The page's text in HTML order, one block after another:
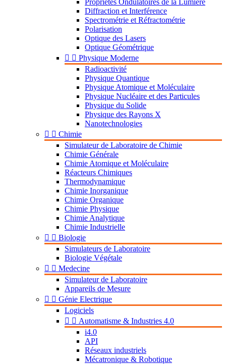
Diffraction et Interférence
Spectrométrie et Réfractométrie
Polarisation
Optique des Lasers
Optique Géométrique
  Physique Moderne
Radioactivité
Physique Quantique
Physique Atomique et Moléculaire
Physique Nucléaire et des Particules
Physique du Solide
Physique des Rayons X
Nanotechnologies
  Chimie
Simulateur de Laboratoire de Chimie
Chimie Générale
Chimie Atomique et Moléculaire
Réacteurs Chimiques
Thermodynamique
Chimie Inorganique
Chimie Organique
Chimie Physique
Chimie Analytique
Chimie Industrielle
  Biologie
Simulateurs de Laboratoire
Biologie Végétale
  Medecine
Simulateur de Laboratoire
Appareils de Mesure
  Génie Electrique
Logiciels
  Automatisme & Industries 4.0
i4.0
API
Réseaux industriels
Mécatronique & Robotique